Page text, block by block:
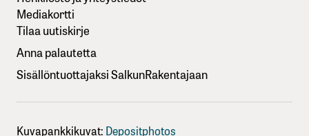
Mediakortti
Tilaa uutiskirje
Anna palautetta
Sisällöntuottajaksi SalkunRakentajaan
Kuvapankkikuvat: Depositphotos